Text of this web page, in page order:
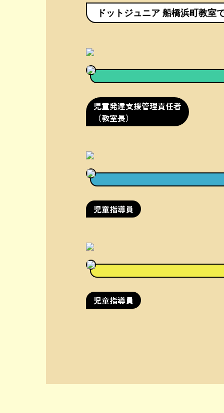
ドットジュニア 船橋浜町教室
児童発達支援管理責任者
（教室長）
児童指導員
児童指導員